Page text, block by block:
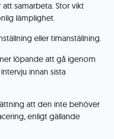
samarbeta. Stor vikt
lämplighet.
eller timanställning.
löpande att gå igenom
innan sista
att den inte behöver
enligt gällande